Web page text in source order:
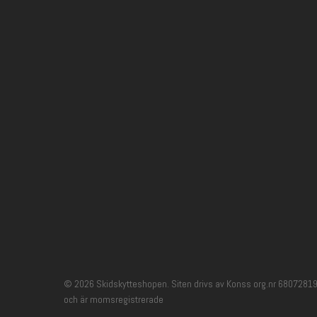
© 2026 Skidskytteshopen. Siten drivs av Konss org.nr
och är momsregistrerade